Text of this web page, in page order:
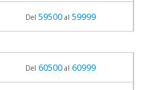
Del 59500al 59999
Del 60500al 60999